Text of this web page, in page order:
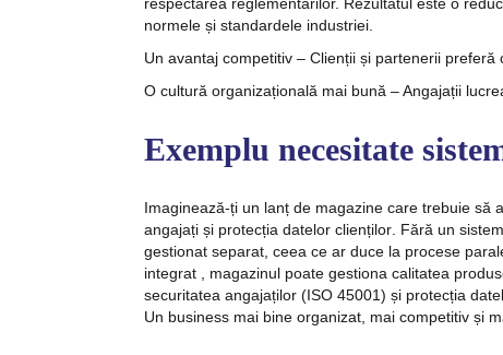
normele și standardele industriei.
Un avantaj competitiv – Clienții și partenerii preferă
O cultură organizațională mai bună – Angajații
Exemplu necesitate
Imaginează-ți un lanț de magazine care trebuie să
angajați și protecția datelor clienților . Fără un
gestionat separat, ceea ce ar duce la procese
integrat , magazinul poate gestiona calitatea
securitatea angajaților (ISO 45001) și protecția
Un business mai bine organizat, mai competitiv și